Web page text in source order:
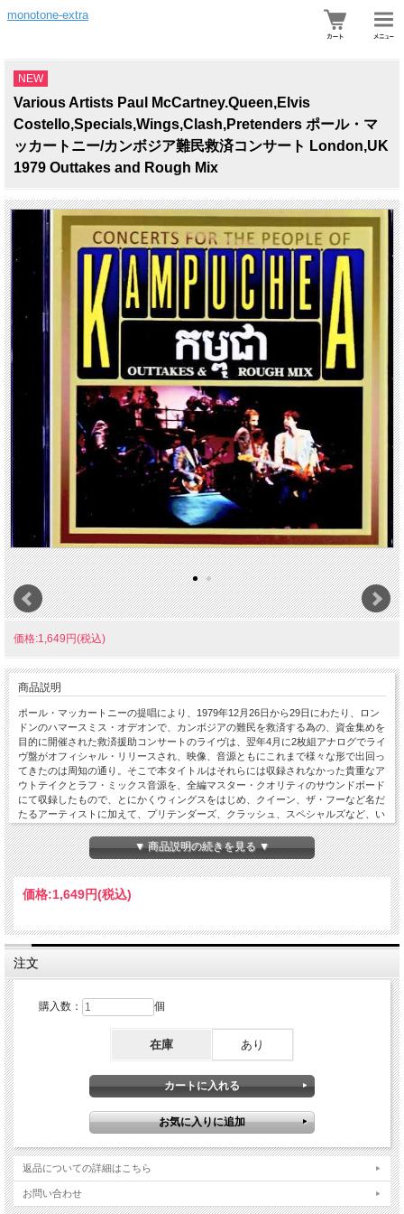
monotone-extra
NEW
Various Artists Paul McCartney.Queen,Elvis
Costello,Specials,Wings,Clash,Pretenders ポール・マ
ッカートニー/カンボジア難民救済コンサート London,UK
1979 Outtakes and Rough Mix
価格:1,649円(税込)
商品説明
ポール・マッカートニーの提唱により、1979年12月26日から29日にわたり、ロン
ドンのハマースミス・オデオンで、カンボジアの難民を救済する為の、資金集めを
目的に開催された救済援助コンサートのライヴは、翌年4月に2枚組アナログでライ
ヴ盤がオフィシャル・リリースされ、映像、音源ともにこれまで様々な形で出回っ
てきたのは周知の通り。そこで本タイトルはそれらには収録されなかった貴重なア
ウトテイクとラフ・ミックス音源を、全編マスター・クオリティのサウンドボード
にて収録したもので、とにかくウィングスをはじめ、クイーン、ザ・フーなど名だ
たるアーティストに加えて、プリテンダーズ、クラッシュ、スペシャルズなど、い
わゆる「オールド・ウェイヴ」、「ニュー・ウェイヴ」の枠を超えた一堂に会した
中、ここではまず、クイーンの「Crazy Little Thing Called Love」はオーディエン
スとのコール＆レスポンスを含む完全版で始まり、そしてウィングスは「I've Had
Enough」と「Twenty Flight Rock」を新たに聴くことが出来るあたりは要チェッ
ク。他にもクラッシュやイアン・デューリーなどの貴重な音源も含め、伝説の4日
間のステージの全貌を知るに資料的価値も高い逸品。Live at Hammersmith Odeon,
OUTTAKES from THE LIVE ALBUM- December 26, 27, 28 & 29th 1979 (QUEEN)
01. Crazy Little Thing Called Love (WINGS) 02. I've Had Enough 03. Twenty Flight
Rock (THE CLASH) 04. Bankrobber 05. London Calling (ELVIS COSTELLO & THE
ATTRACTIONS) 06. You Belong to Me (THE PRETENDERS) 07. Brass In Pocket
Make It Alright 11. Stupid Marriage 12. Too Much, Too Young DISC 2 : -ROUGH MIX
for THE LIVE ALBUM- December 29th 1979 (ELVIS COSTELLO & THE
ATTRACTIONS) 01. Chelsea 02. The Imposter 03. Girls Talk - You Belong To Me
(ROCKPILE) 04. Crawling From The Wreckage 05. Three Time Looser (ROCKPILE
with ROBERT PLANT) 06. Little Sister (WINGS) 07. Got To Get You Into My Life 08.
Every Night 09. Again And Again And Again 10. I've Had Enough 11. Spin It On 12.
Twenty Flight Rock 13. Coming Up (ROCKESTRA) 14. Let It Be 15. Lucille 16.
▼ 商品説明の続きを見る ▼
価格:1,649円(税込)
注文
購入数： 個
在庫 あり
返品についての詳細はこちら
お問い合わせ